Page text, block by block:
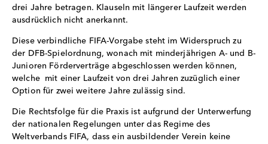
drei Jahre betragen. Klauseln mit längerer Laufzeit werden
ausdrücklich nicht anerkannt.
Diese verbindliche FIFA-Vorgabe steht im Widerspruch zu
der DFB-Spielordnung, wonach mit minderjährigen A- und B-
Junioren Förderverträge abgeschlossen werden können,
welche mit einer Laufzeit von drei Jahren zuzüglich einer
Option für zwei weitere Jahre zulässig sind.
Die Rechtsfolge für die Praxis ist aufgrund der Unterwerfung
der nationalen Regelungen unter das Regime des
Weltverbands FIFA, dass ein ausbildender Verein keine